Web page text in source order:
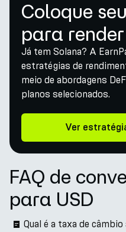
Coloque
para render
Já tem Solana? A
estratégias de
meio de abordagens
planos selecionados.
Ver
FAQ de
para USD
Qual é a taxa de